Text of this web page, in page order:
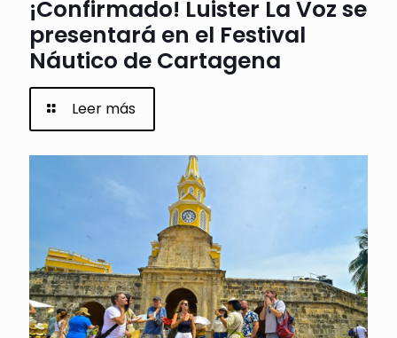
¡Confirmado! Luister La Voz se
presentará en el Festival
Náutico de Cartagena
Leer más